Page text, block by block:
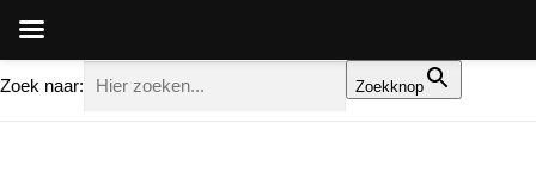
Zoek naar: Zoekknop